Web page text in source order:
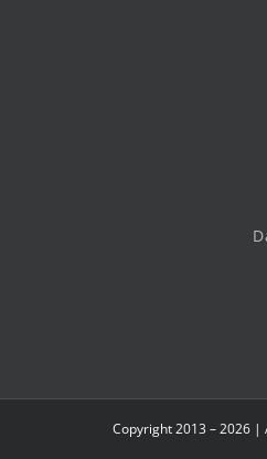
Copyright 2013 – 2026 |